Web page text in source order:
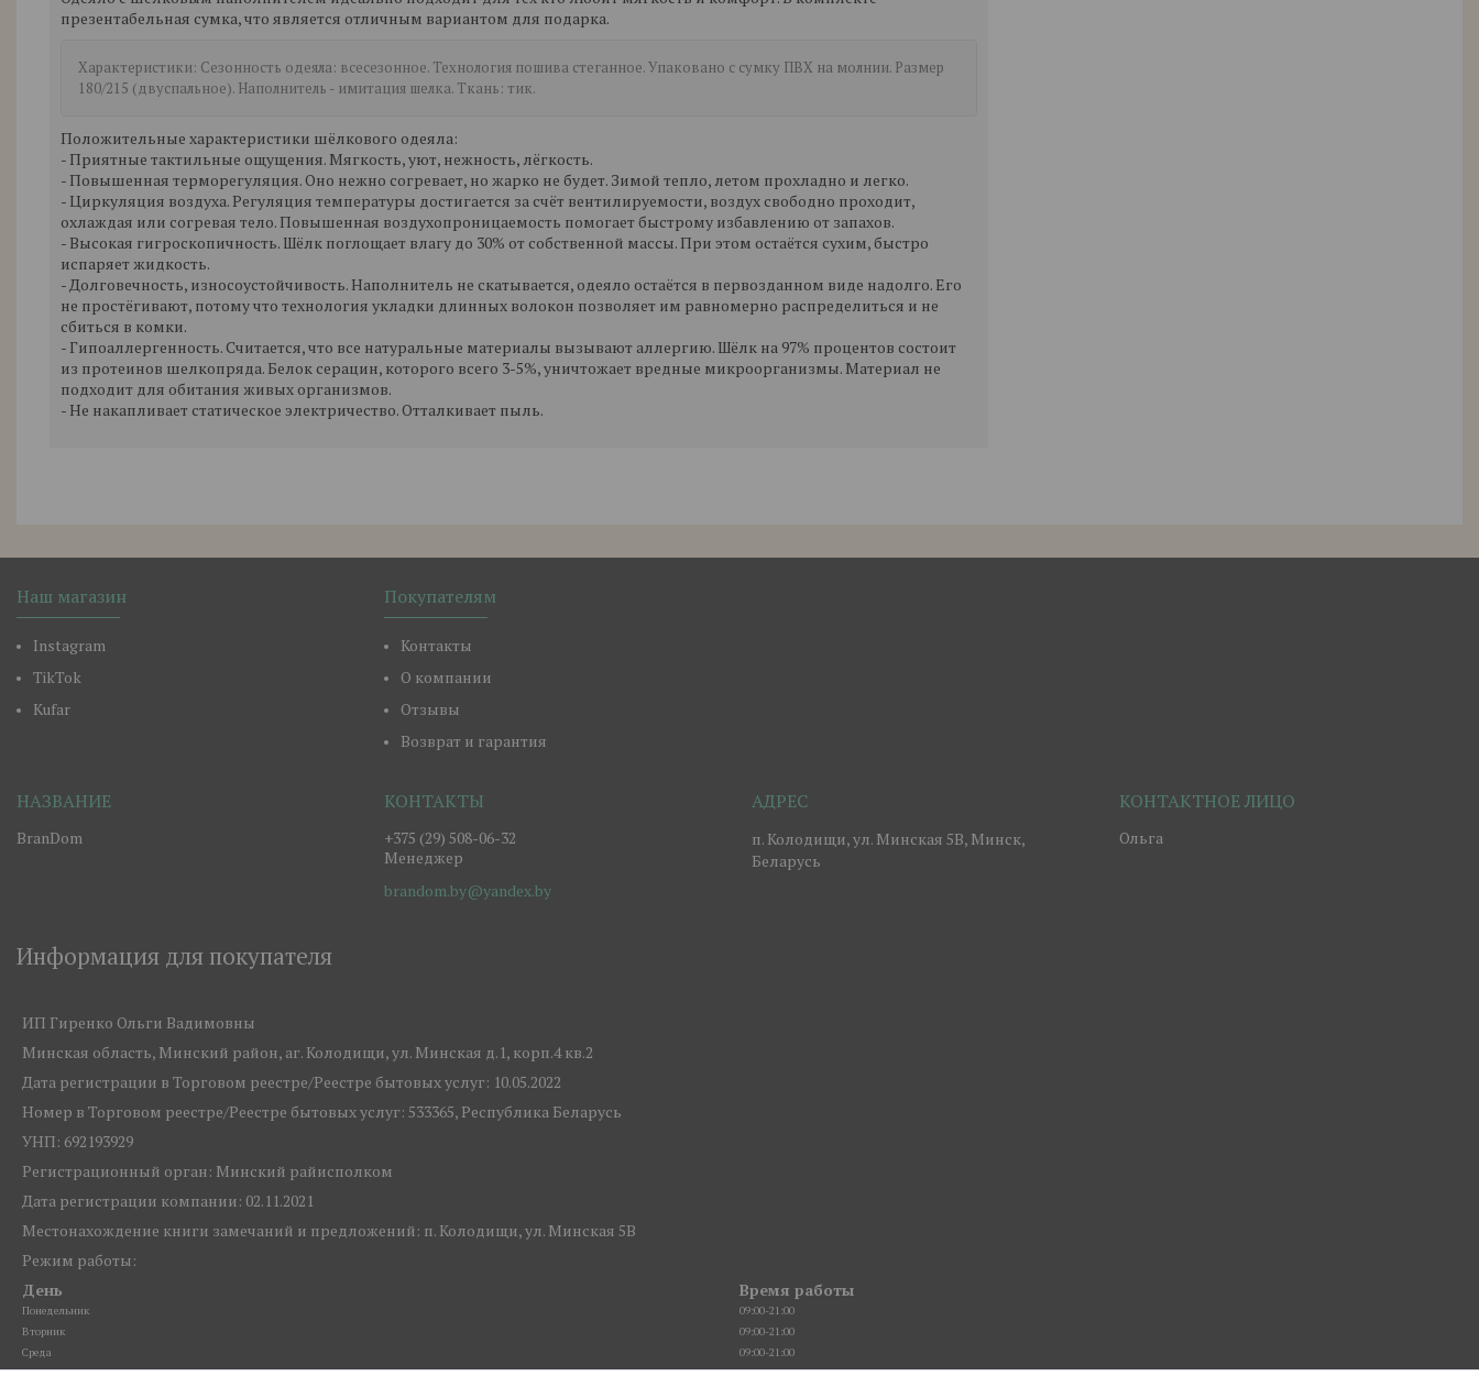
презентабельная сумка, что является отличным вариантом для подарка.
Характеристики: Сезонность одеяла: всесезонное. Технология пошива стеганное. Упаковано с сумку ПВХ на молнии. Размер
180/215 (двуспальное). Наполнитель - имитация шелка. Ткань: тик.
Положительные характеристики шёлкового одеяла:
- Приятные тактильные ощущения. Мягкость, уют, нежность, лёгкость.
- Повышенная терморегуляция. Оно нежно согревает, но жарко не будет. Зимой тепло, летом прохладно и легко.
- Циркуляция воздуха. Регуляция температуры достигается за счёт вентилируемости, воздух свободно проходит,
охлаждая или согревая тело. Повышенная воздухопроницаемость помогает быстрому избавлению от запахов.
- Высокая гигроскопичность. Шёлк поглощает влагу до 30% от собственной массы. При этом остаётся сухим, быстро
испаряет жидкость.
- Долговечность, износоустойчивость. Наполнитель не скатывается, одеяло остаётся в первозданном виде надолго. Его
не простёгивают, потому что технология укладки длинных волокон позволяет им равномерно распределиться и не
сбиться в комки.
- Гипоаллергенность. Считается, что все натуральные материалы вызывают аллергию. Шёлк на 97% процентов состоит
из протеинов шелкопряда. Белок серацин, которого всего 3-5%, уничтожает вредные микроорганизмы. Материал не
подходит для обитания живых организмов.
- Не накапливает статическое электричество. Отталкивает пыль.
Наш магазин
Instagram
TikTok
Kufar
Покупателям
Контакты
О компании
Отзывы
Возврат и гарантия
BranDom
+375 (29) 508-06-32
Менеджер
brandom.by@yandex.by
п. Колодищи, ул. Минская 5В, Минск,
Беларусь
Ольга
Информация для покупателя
ИП Гиренко Ольги Вадимовны
Минская область, Минский район, аг. Колодищи, ул. Минская д.1, корп.4 кв.2
Дата регистрации в Торговом реестре/Реестре бытовых услуг: 10.05.2022
Номер в Торговом реестре/Реестре бытовых услуг: 533365, Республика Беларусь
УНП: 692193929
Регистрационный орган: Минский райисполком
Дата регистрации компании: 02.11.2021
Местонахождение книги замечаний и предложений: п. Колодищи, ул. Минская 5В
Режим работы:
День
Время работы
Понедельник
09:00-21:00
Вторник
09:00-21:00
Среда
09:00-21:00
Четверг
09:00-21:00